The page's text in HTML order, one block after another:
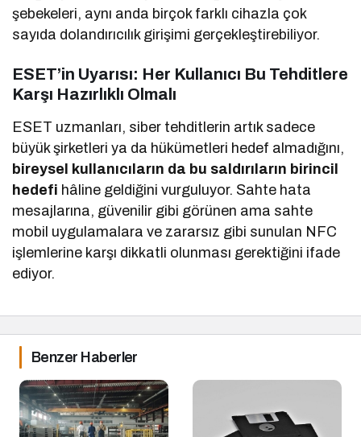
şebekeleri, aynı anda birçok farklı cihazla çok
sayıda dolandırıcılık girişimi gerçekleştirebiliyor.
ESET’in Uyarısı: Her Kullanıcı Bu Tehditlere
Karşı Hazırlıklı Olmalı
ESET uzmanları, siber tehditlerin artık sadece
büyük şirketleri ya da hükümetleri hedef almadığını,
bireysel kullanıcıların da bu saldırıların birincil
hedefi hâline geldiğini vurguluyor. Sahte hata
mesajlarına, güvenilir gibi görünen ama sahte
mobil uygulamalara ve zararsız gibi sunulan NFC
işlemlerine karşı dikkatli olunması gerektiğini ifade
ediyor.
Benzer Haberler